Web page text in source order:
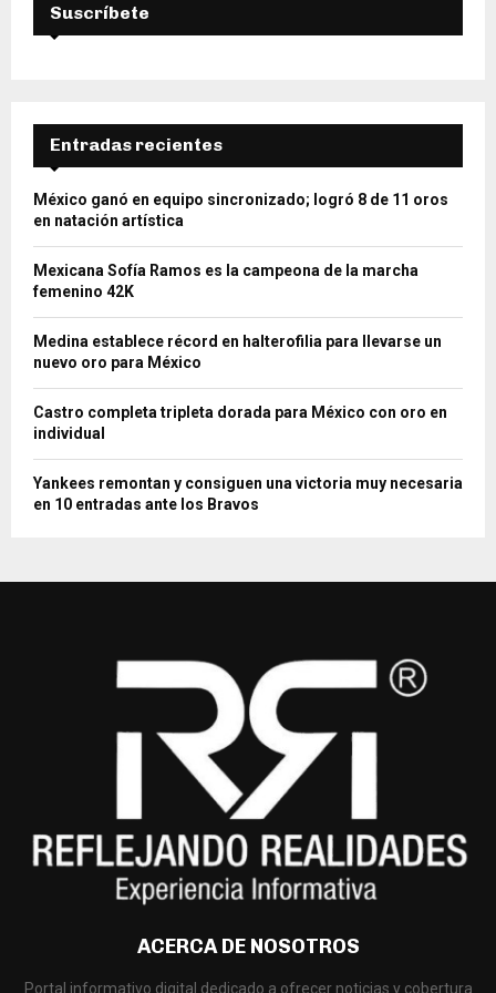
Suscríbete
Entradas recientes
México ganó en equipo sincronizado; logró 8 de 11 oros
en natación artística
Mexicana Sofía Ramos es la campeona de la marcha
femenino 42K
Medina establece récord en halterofilia para llevarse un
nuevo oro para México
Castro completa tripleta dorada para México con oro en
individual
Yankees remontan y consiguen una victoria muy necesaria
en 10 entradas ante los Bravos
ACERCA DE NOSOTROS
Portal informativo digital dedicado a ofrecer noticias y cobertura